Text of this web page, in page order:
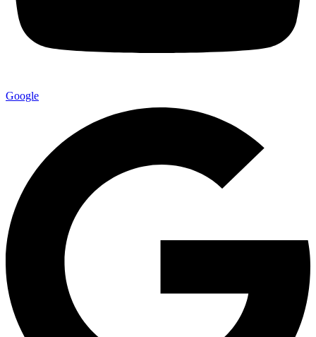
Google